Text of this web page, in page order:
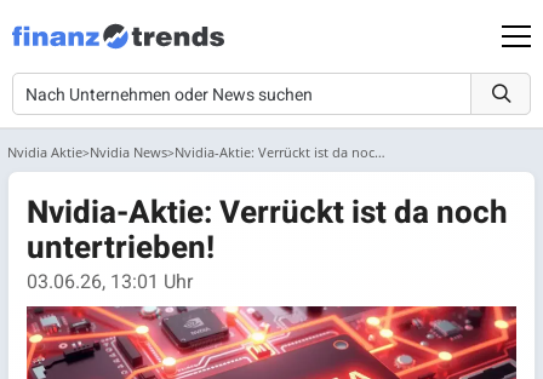
Nvidia Aktie Nvidia News Nvidia-Aktie: Verrückt ist da noch untertrieben!
Nvidia-Aktie: Verrückt ist da noch
untertrieben!
03.06.26, 13:01 Uhr